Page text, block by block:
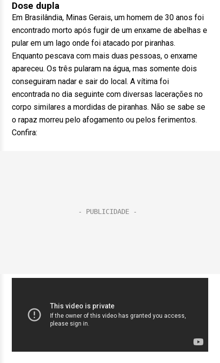
Dose dupla
Em Brasilândia, Minas Gerais, um homem de 30 anos foi
encontrado morto após fugir de um enxame de abelhas e
pular em um lago onde foi atacado por piranhas.
Enquanto pescava com mais duas pessoas, o enxame
apareceu. Os três pularam na água, mas somente dois
conseguiram nadar e sair do local. A vítima foi
encontrada no dia seguinte com diversas lacerações no
corpo similares a mordidas de piranhas. Não se sabe se
o rapaz morreu pelo afogamento ou pelos ferimentos.
Confira: